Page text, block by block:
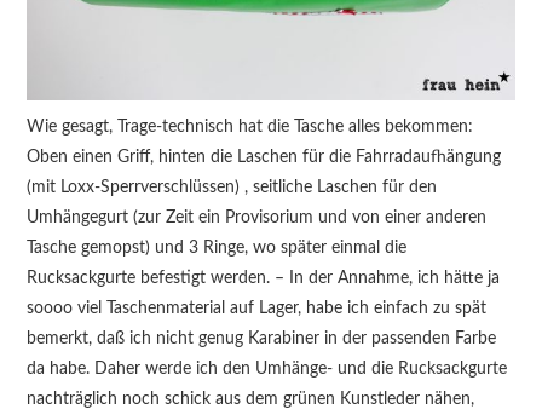
Wie gesagt, Trage-technisch hat die Tasche alles bekommen:
Oben einen Griff, hinten die Laschen für die Fahrradaufhängung
(mit Loxx-Sperrverschlüssen) , seitliche Laschen für den
Umhängegurt (zur Zeit ein Provisorium und von einer anderen
Tasche gemopst) und 3 Ringe, wo später einmal die
Rucksackgurte befestigt werden. – In der Annahme, ich hätte ja
soooo viel Taschenmaterial auf Lager, habe ich einfach zu spät
bemerkt, daß ich nicht genug Karabiner in der passenden Farbe
da habe. Daher werde ich den Umhänge- und die Rucksackgurte
nachträglich noch schick aus dem grünen Kunstleder nähen,